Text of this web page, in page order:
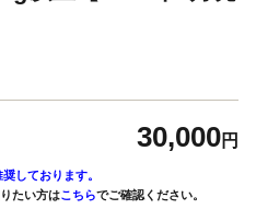
30,000円
奨しております。
たい方はこちらでご確認ください。